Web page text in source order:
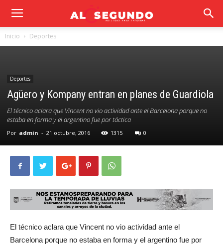
Inicio Deportes
Deportes
Agüero y Kompany entran en planes de Guardiola
El técnico aclara que Vincent no vio actividad ante el Barcelona porque no
estaba en forma y el argentino fue por táctica
Por admin - 21 octubre, 2016 1315 0
El técnico aclara que Vincent no vio actividad ante el
Barcelona porque no estaba en forma y el argentino fue por